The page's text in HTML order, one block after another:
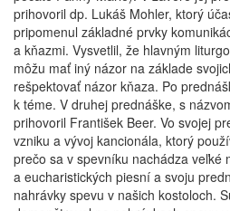
prihovoril dp. Lukáš Mohler, ktorý
pripomenul základné prvky
a kňazmi. Vysvetlil, že hlavným
môžu mať iný názor na základe
rešpektovať názor kňaza. Po
k téme. V druhej prednáške, s
prihovoril František Beer. Vo svojej
vzniku a vývoj kancionála, ktorý
prečo sa v spevníku nachádza veľké
a eucharistických piesní a svoju
nahrávky spevu v našich kostoloch.